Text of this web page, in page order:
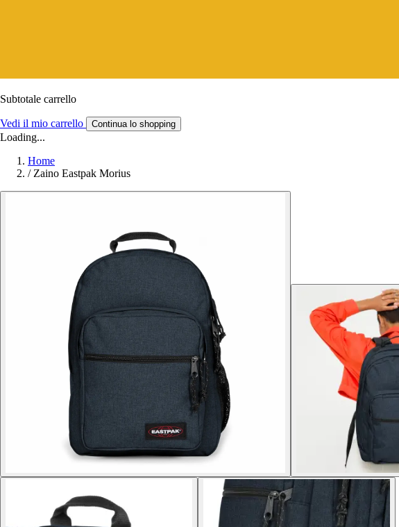
Subtotale carrello
Vedi il mio carrello Continua lo shopping
Loading...
Home
/ Zaino Eastpak Morius